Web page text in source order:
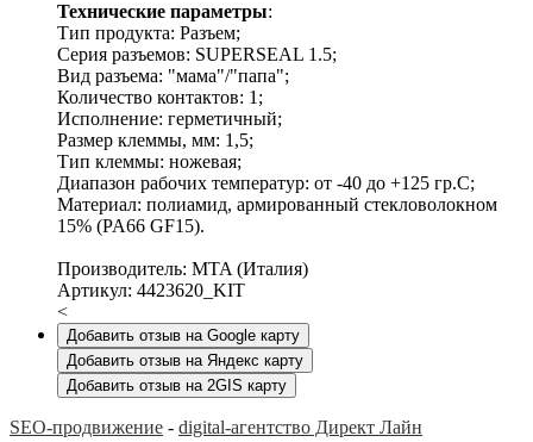
Технические параметры:
Тип продукта: Разъем;
Серия разъемов: SUPERSEAL 1.5;
Вид разъема: "мама"/"папа";
Количество контактов: 1;
Исполнение: герметичный;
Размер клеммы, мм: 1,5;
Тип клеммы: ножевая;
Диапазон рабочих температур: от -40 до +125 гр.С;
Материал: полиамид, армированный стекловолокном
15% (PA66 GF15).
Производитель: MTA (Италия)
Артикул: 4423620_KIT
<
Добавить отзыв на Google карту
Добавить отзыв на Яндекс карту
Добавить отзыв на 2GIS карту
SEO-продвижение - digital-агентство Директ Лайн